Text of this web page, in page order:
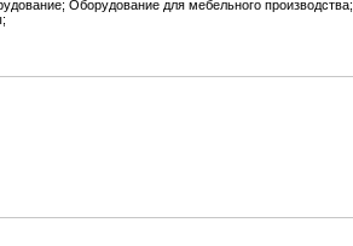
Оборудование для мебельного производства;